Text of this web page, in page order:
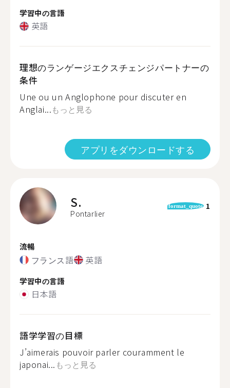
学習中の言語
英語
理想のランゲージエクスチェンジパートナーの
条件
Une ou un Anglophone pour discuter en
Anglai...もっと見る
アプリをダウンロードする
S.
Pontarlier
format_quote 1
流暢
フランス語 英語
学習中の言語
日本語
語学学習の目標
J’aimerais pouvoir parler couramment le
japonai... もっと見る